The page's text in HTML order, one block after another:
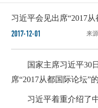
习近平会见出席“2017
2017-12-01 来
国家主席习近平30
席“2017从都国际论坛”
习近平着重介绍了